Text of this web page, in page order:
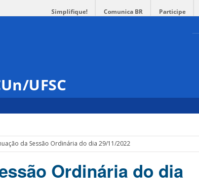
Simplifique! Comunica BR Participe
UFSC
da Sessão Ordinária do dia 29/11/2022
Ordinária do dia